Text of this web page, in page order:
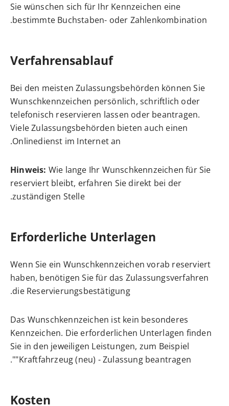
Sie wünschen sich für Ihr Kennzeichen eine
bestimmte Buchstaben- oder Zahlenkombination.
Verfahrensablauf
Bei den meisten Zulassungsbehörden können Sie
Wunschkennzeichen persönlich, schriftlich oder
telefonisch reservieren lassen oder beantragen.
Viele Zulassungsbehörden bieten auch einen
Onlinedienst im Internet an.
Hinweis: Wie lange Ihr Wunschkennzeichen für Sie
reserviert bleibt, erfahren Sie direkt bei der
zuständigen Stelle.
Erforderliche Unterlagen
Wenn Sie ein Wunschkennzeichen vorab reserviert
haben, benötigen Sie für das Zulassungsverfahren
die Reservierungsbestätigung.
Das Wunschkennzeichen ist kein besonderes
Kennzeichen. Die erforderlichen Unterlagen finden
Sie in den jeweiligen Leistungen, zum Beispiel
"Kraftfahrzeug (neu) - Zulassung beantragen
".
Kosten